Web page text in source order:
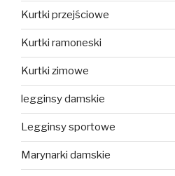
Kurtki przejściowe
Kurtki ramoneski
Kurtki zimowe
legginsy damskie
Legginsy sportowe
Marynarki damskie